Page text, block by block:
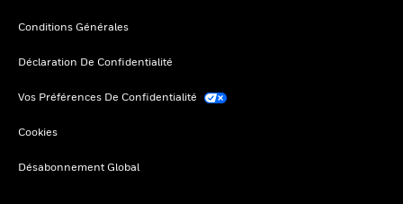
Conditions Générales
Déclaration De Confidentialité
Vos Préférences De Confidentialité
Cookies
Désabonnement Global